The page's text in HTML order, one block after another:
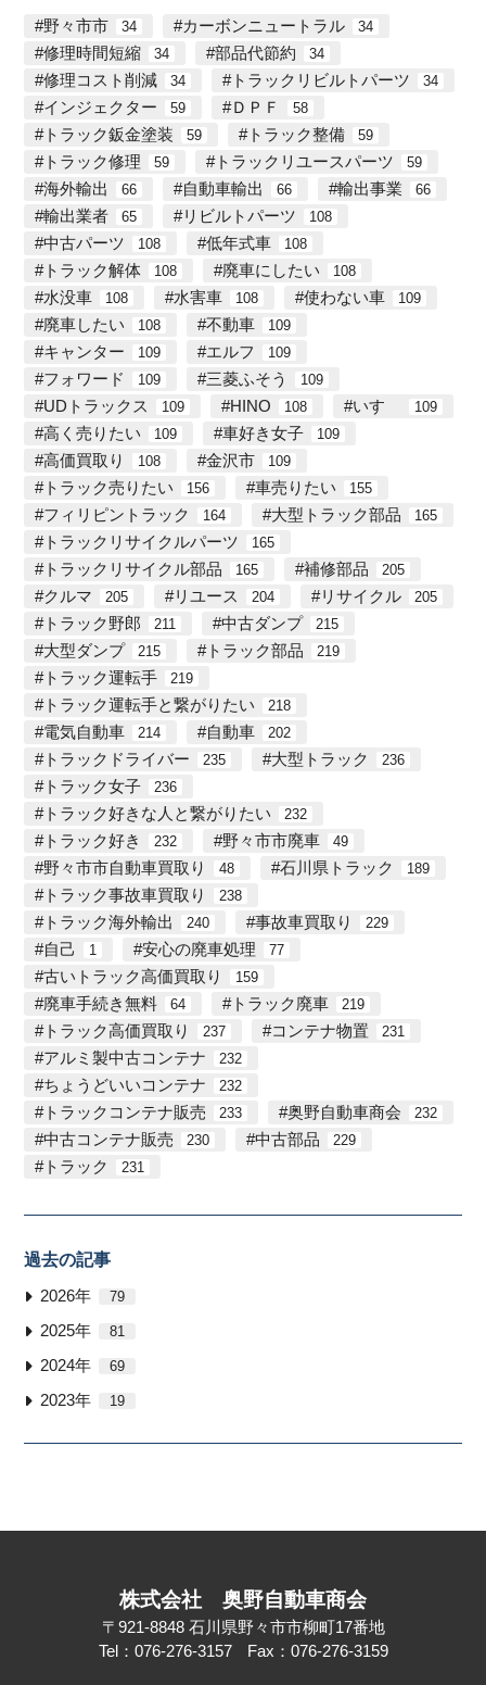
野々市市 34 カーボンニュートラル 34
修理時間短縮 34 部品代節約 34
修理コスト削減 34 トラックリビルトパーツ 34
インジェクター 59 ＤＰＦ 58
トラック鈑金塗装 59 トラック整備 59
トラック修理 59 トラックリユースパーツ 59
海外輸出 66 自動車輸出 66 輸出事業 66
輸出業者 65 リビルトパーツ 108
中古パーツ 108 低年式車 108
トラック解体 108 廃車にしたい 108
水没車 108 水害車 108 使わない車 109
廃車したい 108 不動車 109
キャンター 109 エルフ 109
フォワード 109 三菱ふそう 109
UDトラックス 109 HINO 108 いすゞ 109
高く売りたい 109 車好き女子 109
高価買取り 108 金沢市 109
トラック売りたい 156 車売りたい 155
フィリピントラック 164 大型トラック部品 165
トラックリサイクルパーツ 165
トラックリサイクル部品 165 補修部品 205
クルマ 205 リユース 204 リサイクル 205
トラック野郎 211 中古ダンプ 215
大型ダンプ 215 トラック部品 219
トラック運転手 219
トラック運転手と繋がりたい 218
電気自動車 214 自動車 202
トラックドライバー 235 大型トラック 236
トラック女子 236
トラック好きな人と繋がりたい 232
トラック好き 232 野々市市廃車 49
野々市市自動車買取り 48 石川県トラック 189
トラック事故車買取り 238
トラック海外輸出 240 事故車買取り 229
自己 1 安心の廃車処理 77
古いトラック高価買取り 159
廃車手続き無料 64 トラック廃車 219
トラック高価買取り 237 コンテナ物置 231
アルミ製中古コンテナ 232
ちょうどいいコンテナ 232
トラックコンテナ販売 233 奥野自動車商会 232
中古コンテナ販売 230 中古部品 229
トラック 231
過去の記事
2026年 79
2025年 81
2024年 69
2023年 19
株式会社 奥野自動車商会
〒921-8848 石川県野々市市柳町17番地
Tel：076-276-3157
Fax：076-276-3159